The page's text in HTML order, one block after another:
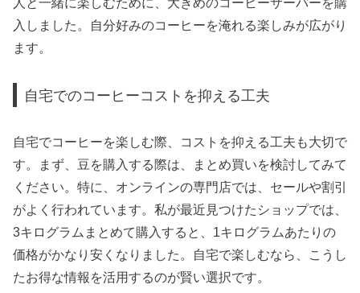
人と一緒に楽しむために、大きめのコーヒーサーバーを購
入しました。自分好みのコーヒーを淹れる楽しみが広がり
ます。
自宅でのコーヒーコストを抑える工夫
自宅でコーヒーを楽しむ際、コストを抑える工夫も大切で
す。まず、豆を購入する際は、まとめ買いを検討してみて
ください。特に、オンラインの専門店では、セールや割引
がよく行われています。私が最近見つけたショップでは、
3キログラムまとめて購入すると、1キログラムあたりの
価格がかなり安くなりました。自宅で楽しむなら、こうし
たお得な情報を活用するのが賢い選択です。